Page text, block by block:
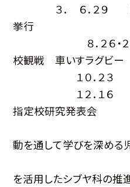
３． ６．２９ 開
挙行
８．２６・２７
校観戦 車いすラグビー
１０．２３ プリ
１２．１６ 渋
指定校研究発表会
「主体的
動を通して学びを深める
〜地域と
を活用したシブヤ科の推